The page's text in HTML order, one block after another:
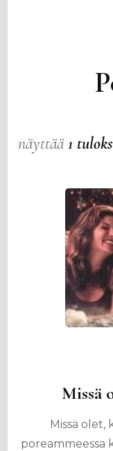
näyttää1
Missä
Missä olet,
poreammeessa